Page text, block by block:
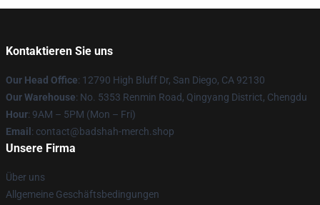
Kontaktieren Sie uns
Our Head Office: 12790 High Bluff Dr, San Diego, CA 92130
Our Warehouse: No. 5353 Renmin Road, Qingyang District, Chengdu
Hour: 9AM – 5PM (Mon – Fri)
Email : contact@badshah-merch.shop
Unsere Firma
Über uns
Allgemeine Geschäftsbedingungen